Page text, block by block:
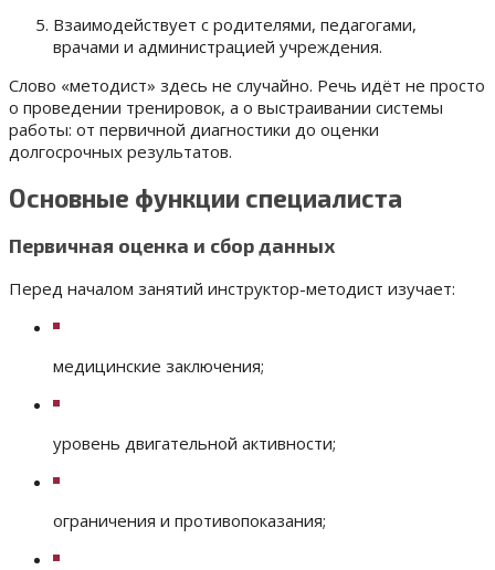
Взаимодействует с родителями, педагогами,
врачами и администрацией учреждения.
Слово «методист» здесь не случайно. Речь идёт не просто
о проведении тренировок, а о выстраивании системы
работы: от первичной диагностики до оценки
долгосрочных результатов.
Основные функции специалиста
Первичная оценка и сбор данных
Перед началом занятий инструктор-методист изучает:
медицинские заключения;
уровень двигательной активности;
ограничения и противопоказания;